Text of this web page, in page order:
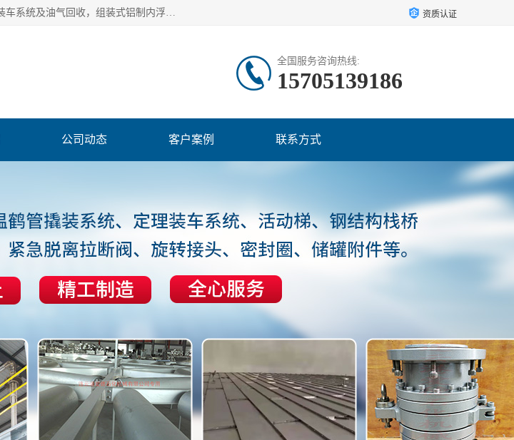
连云港爱德石化机械有限公司主要产品有：鹤管、旋转接头、密封圈、输油臂、储运定量装车系统及油气回收，组装式铝制内浮盘及油罐附件、钢结构栈桥/平台、活动梯、紧急脱离拉断阀等。完备的制造和检测手段以及高素质的员工确保了产品的质量。 资质认证
全国服务咨询热线:
15705139186
公司动态 客户案例 联系方式